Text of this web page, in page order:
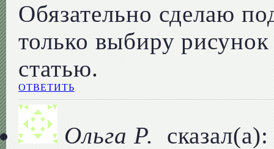
Обязательно сделаю
только выбиру
статью.
ОТВЕТИТЬ
Ольга Р.
сказал(а):